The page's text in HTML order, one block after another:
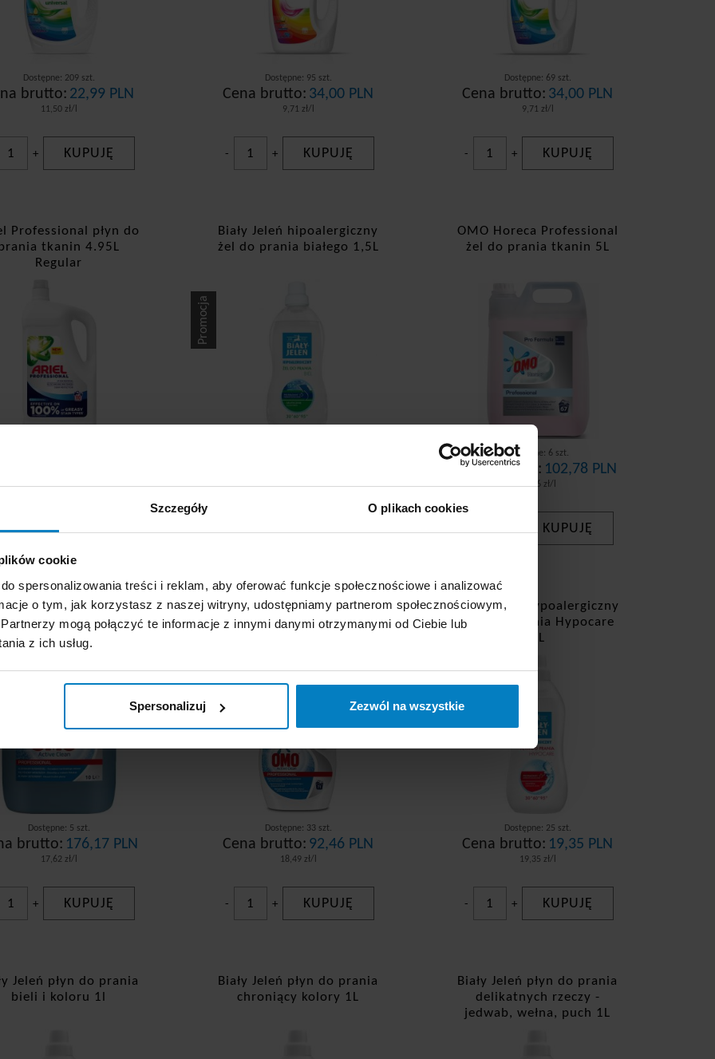
Szczegóły O plikach cookies
cookie
spersonalizowania treści i reklam, aby oferować funkcje społecznościowe i analizować
o tym, jak korzystasz z naszej witryny, udostępniamy partnerom społecznościowym,
mogą połączyć te informacje z innymi danymi otrzymanymi od Ciebie lub
z ich usług.
Spersonalizuj Zezwól na wszystkie
Dostępne: 209 szt.
brutto: 22,99 PLN
11,50 zł/l
+ KUPUJĘ
Dostępne: 95 szt.
Cena brutto: 34,00 PLN
9,71 zł/l
- + KUPUJĘ
Dostępne: 69 szt.
Cena brutto: 34,00 PLN
9,71 zł/l
- + KUPUJĘ
Professional płyn do
tkanin 4.95L
Regular
98,40 PLN
Biały Jeleń hipoalergiczny
żel do prania białego 1,5L
20,49 PLN
Promocja
OMO Horeca Professional
żel do prania tkanin 5L
Dostępne: 6 szt.
Cena brutto: 102,78 PLN
20,56 zł/l
KUPUJĘ
Professional Active
Clean Liquid płyn do
prania 10L
Dostępne: 5 szt.
brutto: 176,17 PLN
17,62 zł/l
+ KUPUJĘ
Omo Professional płyn do
prania uniwersalny 5L
Dostępne: 33 szt.
Cena brutto: 92,46 PLN
18,49 zł/l
- + KUPUJĘ
Biały Jeleń hypoalergiczny
płyn do prania Hypocare
1L
Dostępne: 25 szt.
Cena brutto: 19,35 PLN
19,35 zł/l
- + KUPUJĘ
Jeleń płyn do prania
bieli i koloru 1l
Biały Jeleń płyn do prania
chroniący kolory 1L
Biały Jeleń płyn do prania
delikatnych rzeczy -
jedwab, wełna, puch 1L